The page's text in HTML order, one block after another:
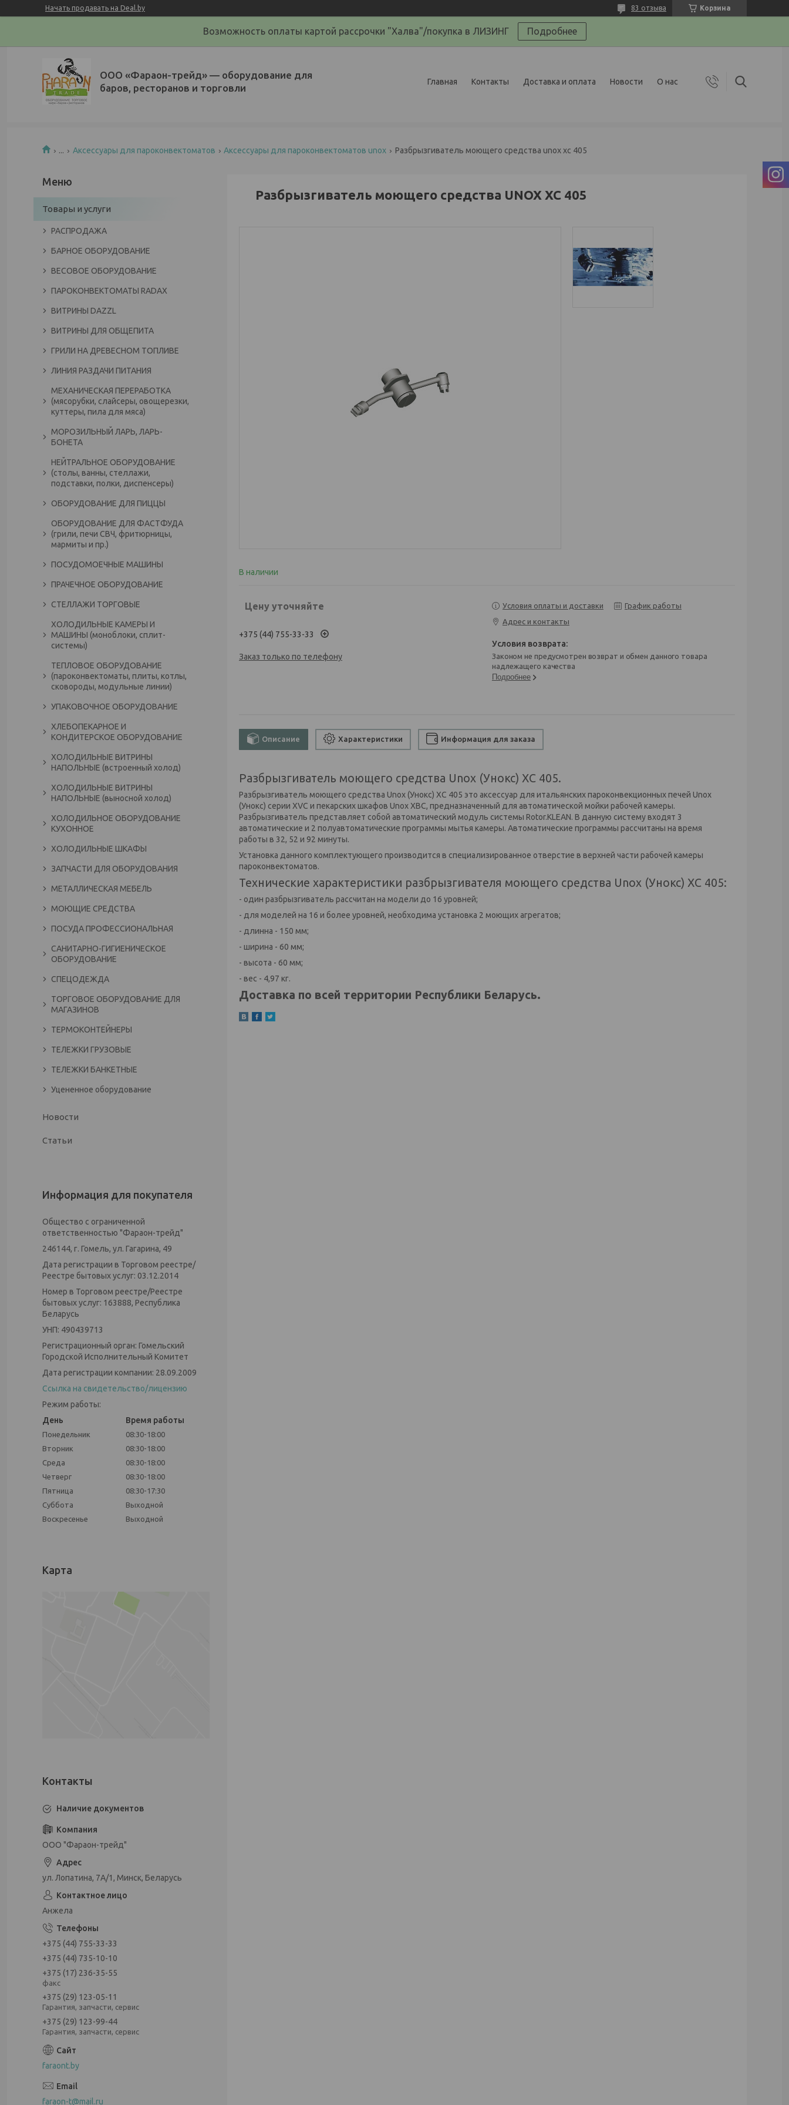
Начать продавать на Deal.by Корзина
83 отзыва
Возможность оплаты картой рассрочки "Халва"/покупка в ЛИЗИНГ Подробнее
ООО «Фараон-трейд»‎ — оборудование для
баров, ресторанов и торговли
Главная Контакты Доставка и оплата Новости О нас
... Аксессуары для пароконвектоматов Аксессуары для пароконвектоматов unox Разбрызгиватель моющего средства unox xc 405
Разбрызгиватель моющего средства UNOX XC 405
В наличии
Цену уточняйте
+375 (44) 755-33-33
Заказ только по телефону
Условия оплаты и доставки
График работы
Адрес и контакты
Законом не предусмотрен возврат и обмен данного товара
надлежащего качества
Подробнее
Описание Характеристики Информация для заказа
Разбрызгиватель моющего средства Unox (Унокс) XC 405.
Разбрызгиватель моющего средства Unox (Унокс) XC 405 это аксессуар для итальянских пароконвекционных печей Unox
(Унокс) серии XVC и пекарских шкафов Unox XBC, предназначенный для автоматической мойки рабочей камеры.
Разбрызгиватель представляет собой автоматический модуль системы Rotor.KLEAN. В данную систему входят 3
автоматические и 2 полуавтоматические программы мытья камеры. Автоматические программы рассчитаны на время
работы в 32, 52 и 92 минуты.
Установка данного комплектующего производится в специализированное отверстие в верхней части рабочей камеры
пароконвектоматов.
Технические характеристики разбрызгивателя моющего средства Unox (Унокс) XC 405:
- один разбрызгиватель рассчитан на модели до 16 уровней;
- для моделей на 16 и более уровней, необходима установка 2 моющих агрегатов;
- длинна - 150 мм;
- ширина - 60 мм;
- высота - 60 мм;
- вес - 4,97 кг.
Доставка по всей территории Республики Беларусь.
Товары и услуги
РАСПРОДАЖА
БАРНОЕ ОБОРУДОВАНИЕ
ВЕСОВОЕ ОБОРУДОВАНИЕ
ПАРОКОНВЕКТОМАТЫ RADAX
ВИТРИНЫ DAZZL
ВИТРИНЫ ДЛЯ ОБЩЕПИТА
ГРИЛИ НА ДРЕВЕСНОМ ТОПЛИВЕ
ЛИНИЯ РАЗДАЧИ ПИТАНИЯ
МЕХАНИЧЕСКАЯ ПЕРЕРАБОТКА
(мясорубки, слайсеры, овощерезки,
куттеры, пила для мяса)
МОРОЗИЛЬНЫЙ ЛАРЬ, ЛАРЬ-
БОНЕТА
НЕЙТРАЛЬНОЕ ОБОРУДОВАНИЕ
(столы, ванны, стеллажи,
подставки, полки, диспенсеры)
ОБОРУДОВАНИЕ ДЛЯ ПИЦЦЫ
ОБОРУДОВАНИЕ ДЛЯ ФАСТФУДА
(грили, печи СВЧ, фритюрницы,
мармиты и пр.)
ПОСУДОМОЕЧНЫЕ МАШИНЫ
ПРАЧЕЧНОЕ ОБОРУДОВАНИЕ
СТЕЛЛАЖИ ТОРГОВЫЕ
ХОЛОДИЛЬНЫЕ КАМЕРЫ И
МАШИНЫ (моноблоки, сплит-
системы)
ТЕПЛОВОЕ ОБОРУДОВАНИЕ
(пароконвектоматы, плиты, котлы,
сковороды, модульные линии)
УПАКОВОЧНОЕ ОБОРУДОВАНИЕ
ХЛЕБОПЕКАРНОЕ И
КОНДИТЕРСКОЕ ОБОРУДОВАНИЕ
ХОЛОДИЛЬНЫЕ ВИТРИНЫ
НАПОЛЬНЫЕ (встроенный холод)
ХОЛОДИЛЬНЫЕ ВИТРИНЫ
НАПОЛЬНЫЕ (выносной холод)
ХОЛОДИЛЬНОЕ ОБОРУДОВАНИЕ
КУХОННОЕ
ХОЛОДИЛЬНЫЕ ШКАФЫ
ЗАПЧАСТИ ДЛЯ ОБОРУДОВАНИЯ
МЕТАЛЛИЧЕСКАЯ МЕБЕЛЬ
МОЮЩИЕ СРЕДСТВА
ПОСУДА ПРОФЕССИОНАЛЬНАЯ
САНИТАРНО-ГИГИЕНИЧЕСКОЕ
ОБОРУДОВАНИЕ
СПЕЦОДЕЖДА
ТОРГОВОЕ ОБОРУДОВАНИЕ ДЛЯ
МАГАЗИНОВ
ТЕРМОКОНТЕЙНЕРЫ
ТЕЛЕЖКИ ГРУЗОВЫЕ
ТЕЛЕЖКИ БАНКЕТНЫЕ
Уцененное оборудование
Новости
Статьи
Информация для покупателя
Общество с ограниченной
ответственностью "Фараон-трейд"
246144, г. Гомель, ул. Гагарина, 49
Дата регистрации в Торговом реестре/
Реестре бытовых услуг: 03.12.2014
Номер в Торговом реестре/Реестре
бытовых услуг: 163888, Республика
Беларусь
УНП: 490439713
Регистрационный орган: Гомельский
Городской Исполнительный Комитет
Дата регистрации компании: 28.09.2009
Ссылка на свидетельство/лицензию
Режим работы:
День
Время работы
Понедельник
08:30-18:00
Вторник
08:30-18:00
Среда
08:30-18:00
Четверг
08:30-18:00
Пятница
08:30-17:30
Суббота
Выходной
Воскресенье
Выходной
Карта
Наличие документов
ООО "Фараон-трейд"
ул. Лопатина, 7А/1, Минск, Беларусь
Анжела
+375 (44) 755-33-33
+375 (44) 735-10-10
+375 (17) 236-35-55
факс
+375 (29) 123-05-11
Гарантия, запчасти, сервис
+375 (29) 123-99-44
Гарантия, запчасти, сервис
faraont.by
faraon-t@mail.ru